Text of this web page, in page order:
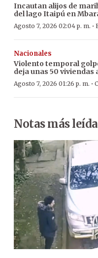
Incautan alijos de
del lago Itaipú en
Agosto 7, 2026 02:04 p. m. ·
Nacionales
Violento temporal
deja unas 50 viviendas
Agosto 7, 2026 01:26 p. m. ·
Notas más